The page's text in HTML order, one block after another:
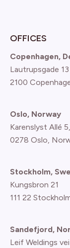
OFFICES
Copenhagen,
Lautrupsgade 13
2100
Oslo, Norway
Karenslyst Allé
0278 Oslo,
Stockholm,
Kungsbron 21
111 22
Sandefjord,
Leif Weldings